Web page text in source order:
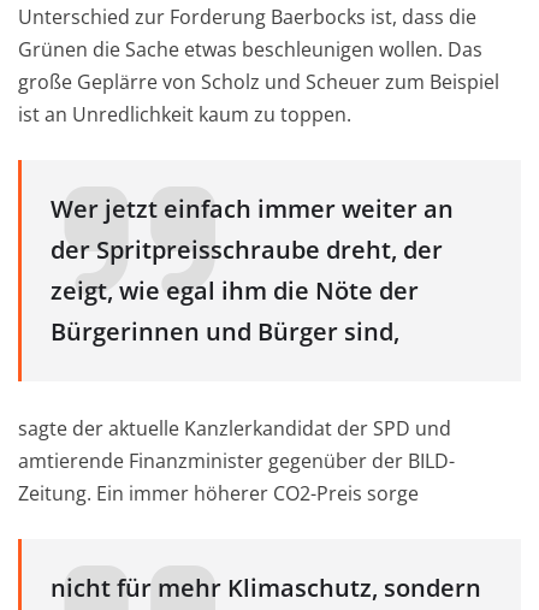
Unterschied zur Forderung Baerbocks ist, dass die
Grünen die Sache etwas beschleunigen wollen. Das
große Geplärre von Scholz und Scheuer zum Beispiel
ist an Unredlichkeit kaum zu toppen.
Wer jetzt einfach immer weiter an
der Spritpreisschraube dreht, der
zeigt, wie egal ihm die Nöte der
Bürgerinnen und Bürger sind,
sagte der aktuelle Kanzlerkandidat der SPD und
amtierende Finanzminister gegenüber der BILD-
Zeitung. Ein immer höherer CO2-Preis sorge
nicht für mehr Klimaschutz, sondern